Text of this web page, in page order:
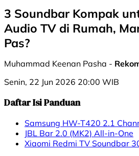
3 Soundbar Kompak
Audio TV di Rumah,
Pas?
Muhammad Keenan Pasha -
Senin, 22 Jun 2026 20:00 WIB
Daftar Isi Panduan
Samsung HW-T420 2.1
JBL Bar 2.0 (MK2) All-in-One
Xiaomi Redmi TV Soundbar